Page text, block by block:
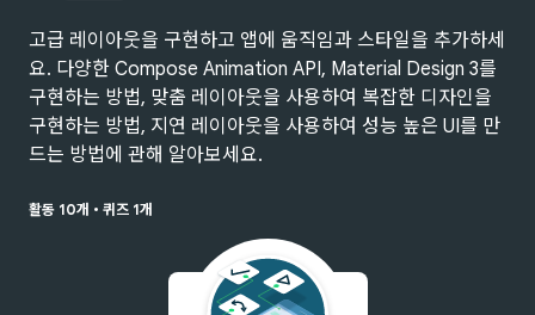
고급 레이아웃을 구현하고 앱에 움직임과 스타일을 추가하세
요. 다양한 Compose Animation API, Material Design 3를
구현하는 방법, 맞춤 레이아웃을 사용하여 복잡한 디자인을
구현하는 방법, 지연 레이아웃을 사용하여 성능 높은 UI를 만
드는 방법에 관해 알아보세요.
활동 10개 • 퀴즈 1개